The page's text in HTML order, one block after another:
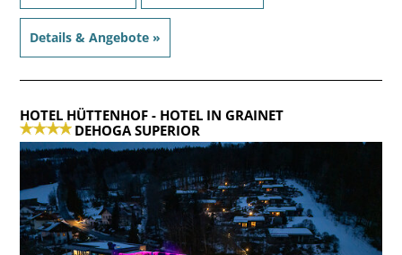
Details & Angebote »
HOTEL HÜTTENHOF- HOTEL IN GRAINET
DEHOGA SUPERIOR